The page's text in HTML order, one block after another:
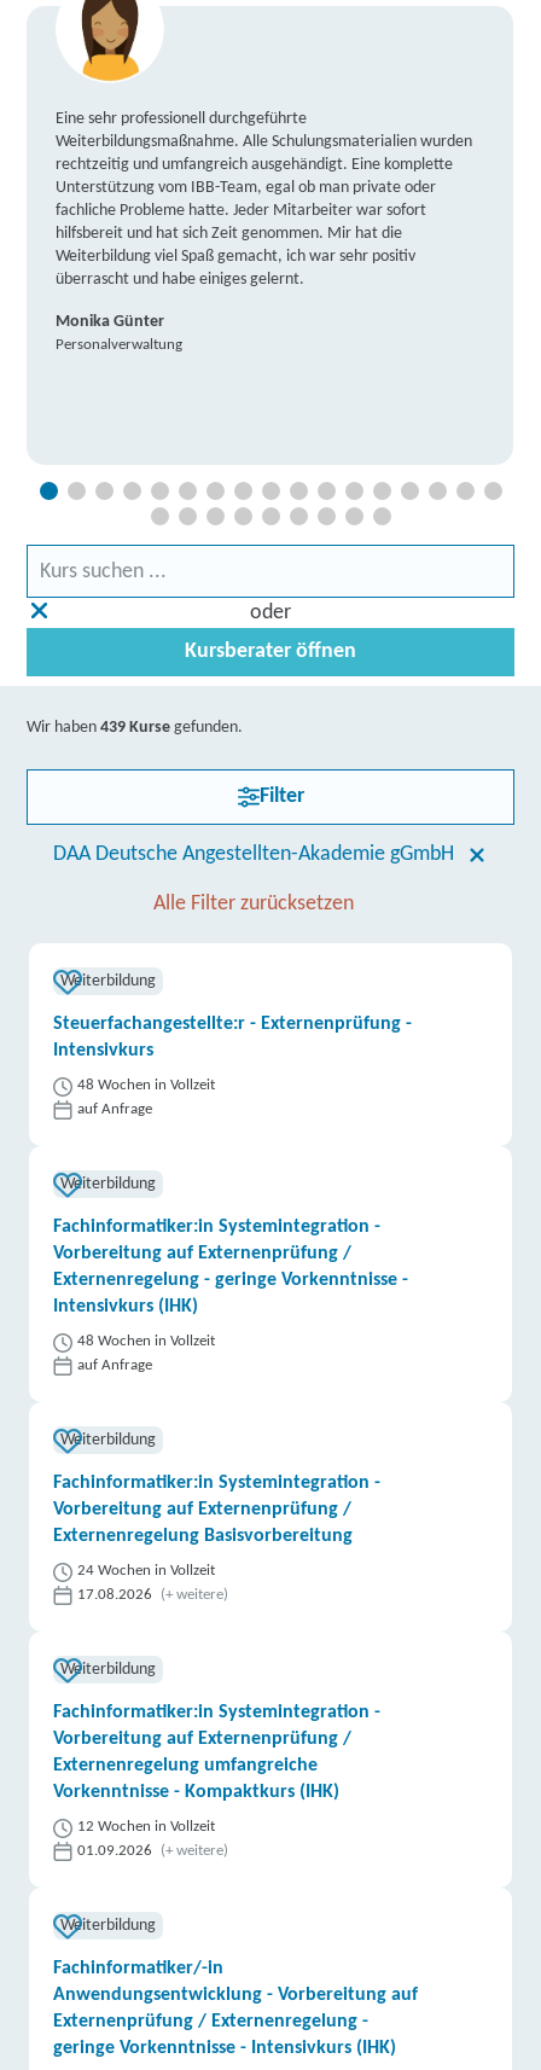
Eine sehr professionell durchgeführte
Weiterbildungsmaßnahme. Alle Schulungsmaterialien wurden
rechtzeitig und umfangreich ausgehändigt. Eine komplette
Unterstützung vom IBB-Team, egal ob man private oder
fachliche Probleme hatte. Jeder Mitarbeiter war sofort
hilfsbereit und hat sich Zeit genommen. Mir hat die
Weiterbildung viel Spaß gemacht, ich war sehr positiv
überrascht und habe einiges gelernt.
Monika Günter
Personalverwaltung
oder
Kursberater öffnen
Wir haben439 Kurse gefunden.
Filter
DAA Deutsche Angestellten-Akademie gGmbH
Alle Filter zurücksetzen
Weiterbildung
Steuerfachangestellte:r - Externenprüfung -
Intensivkurs
48 Wochen in Vollzeit
auf Anfrage
Weiterbildung
Fachinformatiker:in Systemintegration -
Vorbereitung auf Externenprüfung /
Externenregelung - geringe Vorkenntnisse -
Intensivkurs (IHK)
48 Wochen in Vollzeit
auf Anfrage
Weiterbildung
Fachinformatiker:in Systemintegration -
Vorbereitung auf Externenprüfung /
Externenregelung Basisvorbereitung
24 Wochen in Vollzeit
17.08.2026
(+ weitere)
Weiterbildung
Fachinformatiker:in Systemintegration -
Vorbereitung auf Externenprüfung /
Externenregelung umfangreiche
Vorkenntnisse - Kompaktkurs (IHK)
12 Wochen in Vollzeit
01.09.2026
(+ weitere)
Weiterbildung
Fachinformatiker/-in
Anwendungsentwicklung - Vorbereitung auf
Externenprüfung / Externenregelung -
geringe Vorkenntnisse - Intensivkurs (IHK)